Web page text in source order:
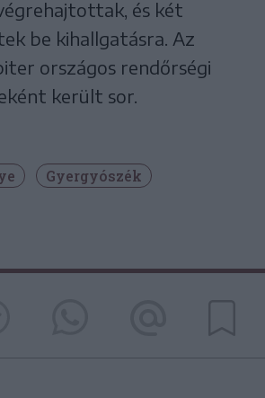
és két
be kihallgatásra. Az
országos rendőrségi
került sor.
Gyergyószék